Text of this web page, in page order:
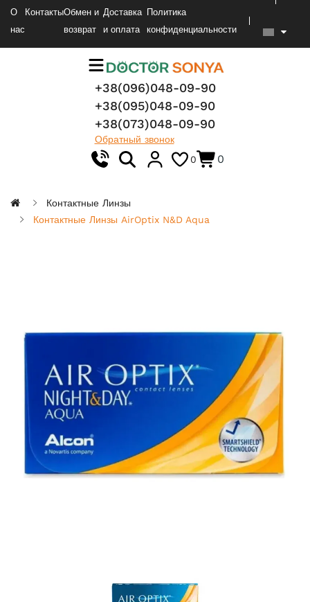
О
нас
КонтактыОбмен и
возврат
Доставка
и оплата
Политика
конфиденциальности
+38(096)048-09-90
+38(095)048-09-90
+38(073)048-09-90
Обратный звонок
0
0
Контактные Линзы
Контактные Линзы AirOptix N&D Aqua